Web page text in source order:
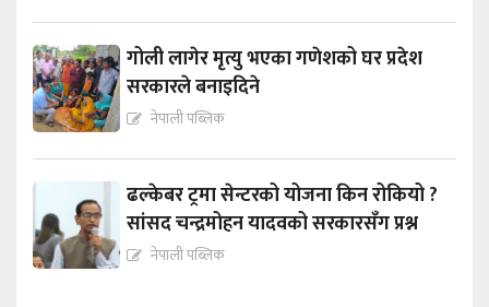
गोली लागेर मृत्यु भएका गणेशको घर प्रदेश
सरकारले बनाइदिने
नेपाली पब्लिक
ढल्केबर ट्रमा सेन्टरको योजना किन रोकियो ?
सांसद चन्द्रमोहन यादवको सरकारसँग प्रश्न
नेपाली पब्लिक